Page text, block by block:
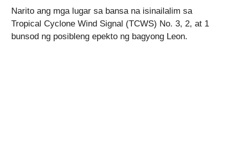
Narito ang mga lugar sa bansa na isinailalim sa
Tropical Cyclone Wind Signal (TCWS) No. 3, 2, at 1
bunsod ng posibleng epekto ng bagyong Leon.